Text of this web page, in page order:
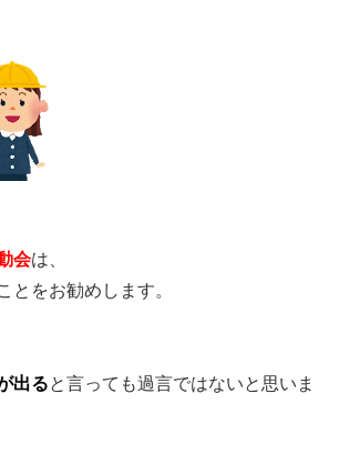
会は、
とをお勧めします。
出る と言っても過言ではないと思いま